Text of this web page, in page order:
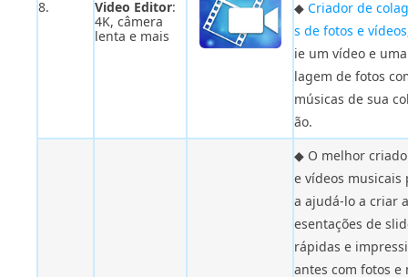
8.
Video Editor:
4K, câmera
lenta e mais
◆ Criador de
s de fotos e vídeos
ie um vídeo e
lagem de fotos
músicas de sua
ão.
◆ O melhor
e vídeos musicais
a ajudá-lo a criar
esentações de
rápidas e
antes com fotos e